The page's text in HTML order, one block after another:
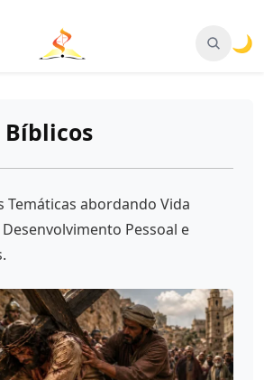
🌙
Bíblicos
Temáticas abordando Vida
Pessoal e